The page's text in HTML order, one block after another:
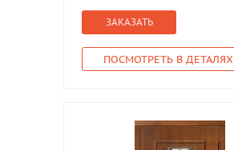
ЗАКАЗАТЬ
ПОСМОТРЕТЬ В ДЕТАЛЯХ